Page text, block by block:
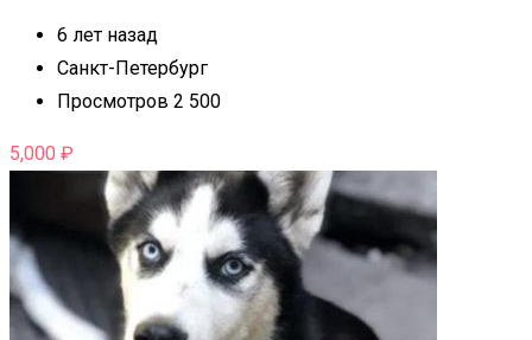
6 лет назад
Санкт-Петербург
Просмотров 2 500
5,000 ₽